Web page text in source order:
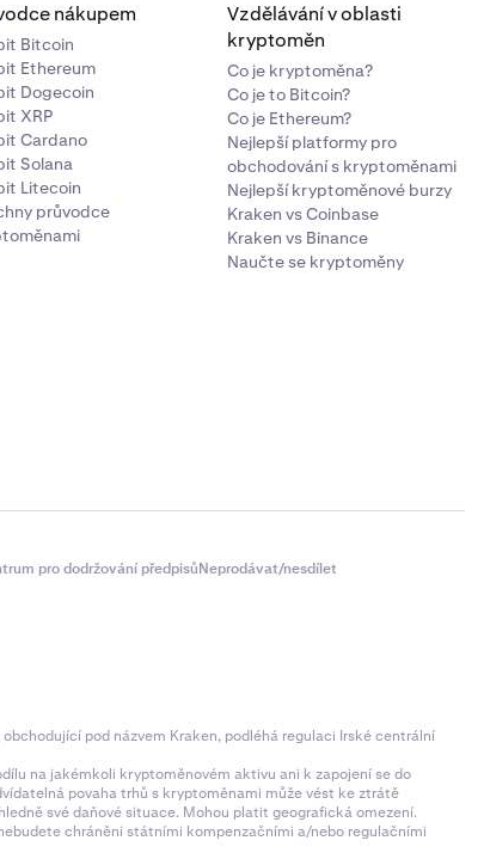
nákupem
Bitcoin
Ethereum
Dogecoin
XRP
Cardano
Solana
Litecoin
průvodce
Vzdělávání v oblasti
kryptoměn
Co je kryptoměna?
Co je to Bitcoin?
Co je Ethereum?
Nejlepší platformy pro
obchodování s kryptoměnami
Nejlepší kryptoměnové burzy
Kraken vs Coinbase
Kraken vs Binance
Naučte se kryptoměny
pro dodržování předpisůNeprodávat/nesdílet
pod názvem Kraken, podléhá regulaci Irské centrální
na jakémkoli kryptoměnovém aktivu ani k zapojení se do
povaha trhů s kryptoměnami může vést ke ztrátě
své daňové situace. Mohou platit geografická omezení.
chráněni státními kompenzačními a/nebo regulačními